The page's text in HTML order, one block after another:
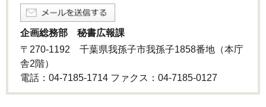
企画総務部 秘書広報課
〒270-1192 千葉県我孫子市我孫子1858番地（本庁
舎2階）
電話：04-7185-1714 ファクス：04-7185-0127